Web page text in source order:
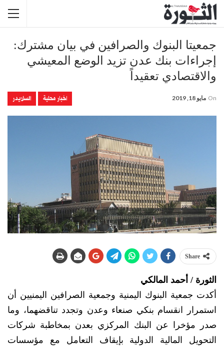
جمعيتا البنوك والصرافين في بيان مشترك:
إجراءات بنك عدن تزيد الوضع المعيشي
والاقتصادي تعقيداً
اخبار محلية السلايدر On مايو 18, 2019
Share
الثورة / أحمد المالكي
أكدت جمعية البنوك اليمنية وجمعية الصرافين اليمنيين أن
استمرار انقسام بنكي صنعاء وعدن وتجدد تناقضهما، وما
صدر مؤخرا عن البنك المركزي بعدن بمخاطبة شركات
التحويل المالية الدولية بإيقاف التعامل مع مؤسسات